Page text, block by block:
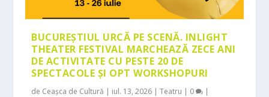
BUCUREȘTIUL URCĂ PE SCENĂ. INLIGHT
THEATER FESTIVAL MARCHEAZĂ ZECE ANI
DE ACTIVITATE CU PESTE 20 DE
SPECTACOLE ȘI OPT WORKSHOPURI
de Ceașca de Cultură | iul. 13, 2026 |Teatru | 0 |